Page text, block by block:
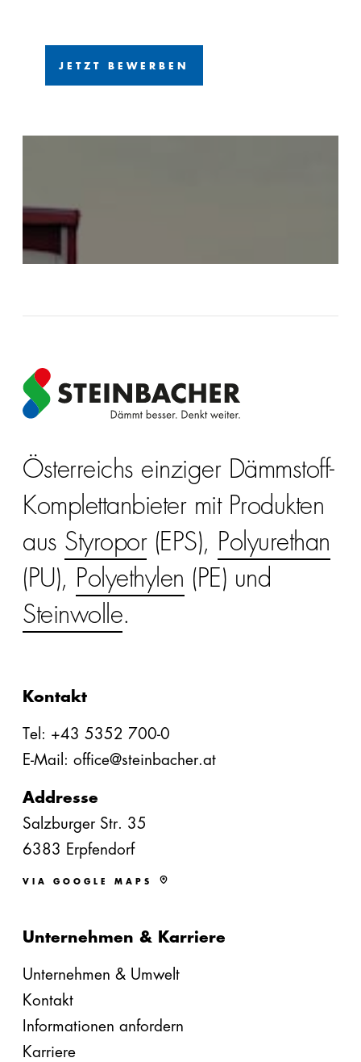
JETZT BEWERBEN
Österreichs einziger Dämmstoff-
Komplettanbieter mit Produkten
aus Styropor(EPS), Polyurethan
(PU), Polyethylen (PE) und
Steinwolle.
Kontakt
Tel: +43 5352 700-0
E-Mail: office@steinbacher.at
Addresse
Salzburger Str. 35
6383 Erpfendorf
VIA GOOGLE MAPS
Unternehmen & Karriere
Unternehmen & Umwelt
Kontakt
Informationen anfordern
Karriere